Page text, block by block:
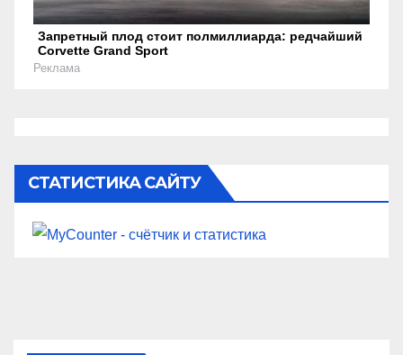
Запретный плод стоит полмиллиарда: редчайший
Corvette Grand Sport
Реклама
СТАТИСТИКА САЙТУ